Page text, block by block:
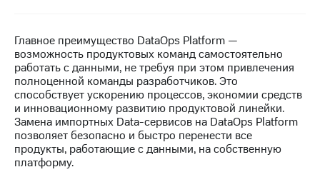
Контакты
Новости
в
регионе
и акционерам
Корпоративное
управление
Главное преимущество DataOps Platform —
возможность продуктовых команд самостоятельно
работать с данными, не требуя при этом привлечения
полноценной команды разработчиков. Это
способствует ускорению процессов, экономии средств
и инновационному развитию продуктовой линейки.
Замена импортных Data-сервисов на DataOps Platform
позволяет безопасно и быстро перенести все
продукты, работающие с данными, на собственную
платформу.